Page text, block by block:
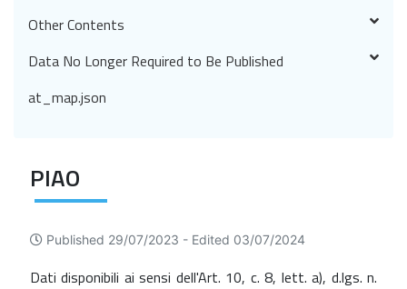
PIAO
Published 29/07/2023 - Edited 03/07/2024
Dati disponibili ai sensi dell'Art. 10, c. 8, lett. a), d.lgs. n.
Other Contents
Data No Longer Required to Be Published
at_map.json